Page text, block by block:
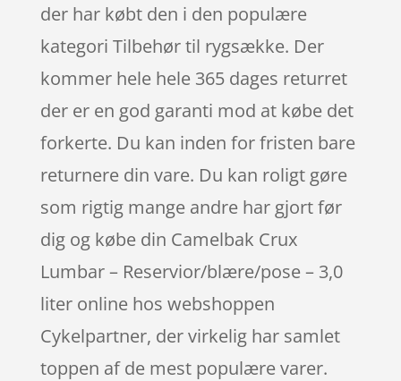
der har købt den i den populære
kategori Tilbehør til rygsække. Der
kommer hele hele 365 dages returret
der er en god garanti mod at købe det
forkerte. Du kan inden for fristen bare
returnere din vare. Du kan roligt gøre
som rigtig mange andre har gjort før
dig og købe din Camelbak Crux
Lumbar – Reservior/blære/pose – 3,0
liter online hos webshoppen
Cykelpartner, der virkelig har samlet
toppen af de mest populære varer.